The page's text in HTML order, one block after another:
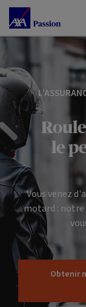
Accéder au
le
Vous venez
motard : notre
Obtenir